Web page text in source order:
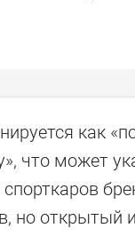
как
что может
но открытый